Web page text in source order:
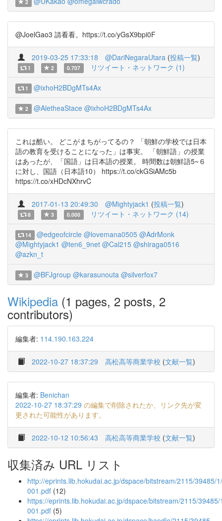
2
@JoelGao3 請看看。https://t.co/yGsX9bpi0F
2019-03-25 17:33:18 @DariNegaraUtara (投稿一覧)
1 2 0.707 リツイート・ネットワーク (1)
1 @ixhoH2BDgMTs4Ax
2 @AletheaStace @ixhoH2BDgMTs4Ax
これは酷い。 どこがまちがってるの？ 「朝鮮の学校では日本
語の教育を受けることになった」は事実。 「朝鮮語」の授業
はあったが、「国語」は日本語の授業。 時間数は朝鮮語5~６
に対し、国語（日本語10） https://t.co/ckGSiAMc5b
https://t.co/xHDcNXhrvC
2017-01-13 20:49:30 @Mightyjack1 (投稿一覧)
8 3 0.000 リツイート・ネットワーク (14)
14 @edgeofcircle @lovemana0505 @AdrMonk
@Mightyjack1 @ten6_9net @Cal215 @shiraga0516
@azkn_t
3 @BFJgroup @karasunouta @silverfox7
Wikipedia (1 pages, 2 posts, 2
contributors)
編集者: 114.190.163.224
2022-10-27 18:37:29 高松高等商業学校 (文献一覧)
編集者: Benichan
2022-10-27 18:37:29 の編集で削除されたか、リンク先が変
更された可能性があります。
2022-10-12 10:56:43 高松高等商業学校 (文献一覧)
収集済み URL リスト
http://eprints.lib.hokudai.ac.jp/dspace/bitstream/2115/39485/
001.pdf (12)
https://eprints.lib.hokudai.ac.jp/dspace/bitstream/2115/
001.pdf (5)